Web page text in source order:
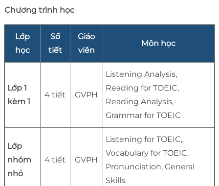
Chương trình học
Lớp
học
Số
tiết
Giáo
viên
Môn học
Lớp 1
kèm 1
4 tiết GVPH
Listening Analysis,
Reading for TOEIC,
Reading Analysis,
Grammar for TOEIC
Lớp
nhóm
nhỏ
4 tiết GVPH
Listening for TOEIC,
Vocabulary for TOEIC,
Pronunciation, General
Skills.